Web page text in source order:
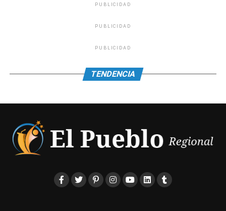
PUBLICIDAD
PUBLICIDAD
PUBLICIDAD
TENDENCIA